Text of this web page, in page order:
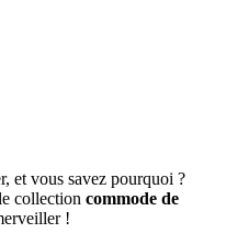
et vous savez pourquoi ?
collection commode de
!